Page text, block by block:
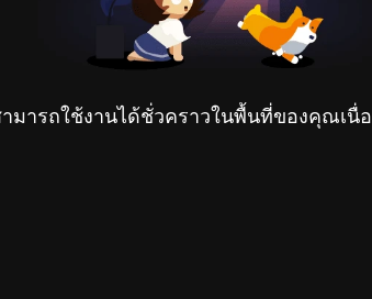
มารถใช้งานได้ชั่วคราวในพื้นที่ของคุณเนื่